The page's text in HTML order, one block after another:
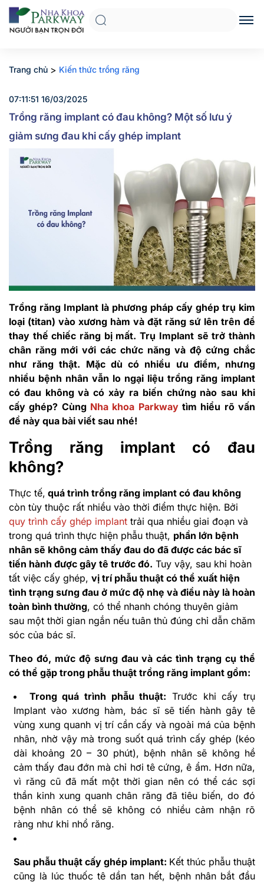
Trang chủ > Kiến thức trồng răng
07:11:51 16/03/2025
Trồng răng implant có đau không? Một số lưu ý
giảm sưng đau khi cấy ghép implant
Trồng răng Implant là phương pháp cấy ghép trụ kim
loại (titan) vào xương hàm và đặt răng sứ lên trên để
thay thế chiếc răng bị mất. Trụ Implant sẽ trở thành
chân răng mới với các chức năng và độ cứng chắc
như răng thật. Mặc dù có nhiều ưu điểm, nhưng
nhiều bệnh nhân vẫn lo ngại liệu trồng răng implant
có đau không và có xảy ra biến chứng nào sau khi
cấy ghép? Cùng Nha khoa Parkwaytìm hiểu rõ vấn
đề này qua bài viết sau nhé!
Trồng răng implant có đau
không?
Thực tế, quá trình trồng răng implant có đau không
còn tùy thuộc rất nhiều vào thời điểm thực hiện. Bởi
quy trình cấy ghép implant trải qua nhiều giai đoạn và
trong quá trình thực hiện phẫu thuật, phần lớn bệnh
nhân sẽ không cảm thấy đau do đã được các bác sĩ
tiến hành được gây tê trước đó. Tuy vậy, sau khi hoàn
tất việc cấy ghép, vị trí phẫu thuật có thể xuất hiện
tình trạng sưng đau ở mức độ nhẹ và điều này là hoàn
toàn bình thường, có thể nhanh chóng thuyên giảm
sau một thời gian ngắn nếu tuân thủ đúng chỉ dẫn chăm
sóc của bác sĩ.
Theo đó, mức độ sưng đau và các tình trạng cụ thể
có thể gặp trong phẫu thuật trồng răng implant gồm:
Trong quá trình phẫu thuật: Trước khi cấy trụ
Implant vào xương hàm, bác sĩ sẽ tiến hành gây tê
vùng xung quanh vị trí cần cấy và ngoài má của bệnh
nhân, nhờ vậy mà trong suốt quá trình cấy ghép (kéo
dài khoảng 20 – 30 phút), bệnh nhân sẽ không hề
cảm thấy đau đớn mà chỉ hơi tê cứng, ê ẩm. Hơn nữa,
vì răng cũ đã mất một thời gian nên có thể các sợi
thần kinh xung quanh chân răng đã tiêu biến, do đó
bệnh nhân có thể sẽ không có nhiều cảm nhận rõ
ràng như khi nhổ răng.
Sau phẫu thuật cấy ghép implant: Kết thúc phẫu thuật
cũng là lúc thuốc tê dần tan hết, bệnh nhân bắt đầu